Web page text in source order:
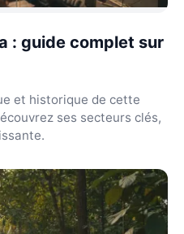
: guide complet sur
et historique de cette
ses secteurs clés,